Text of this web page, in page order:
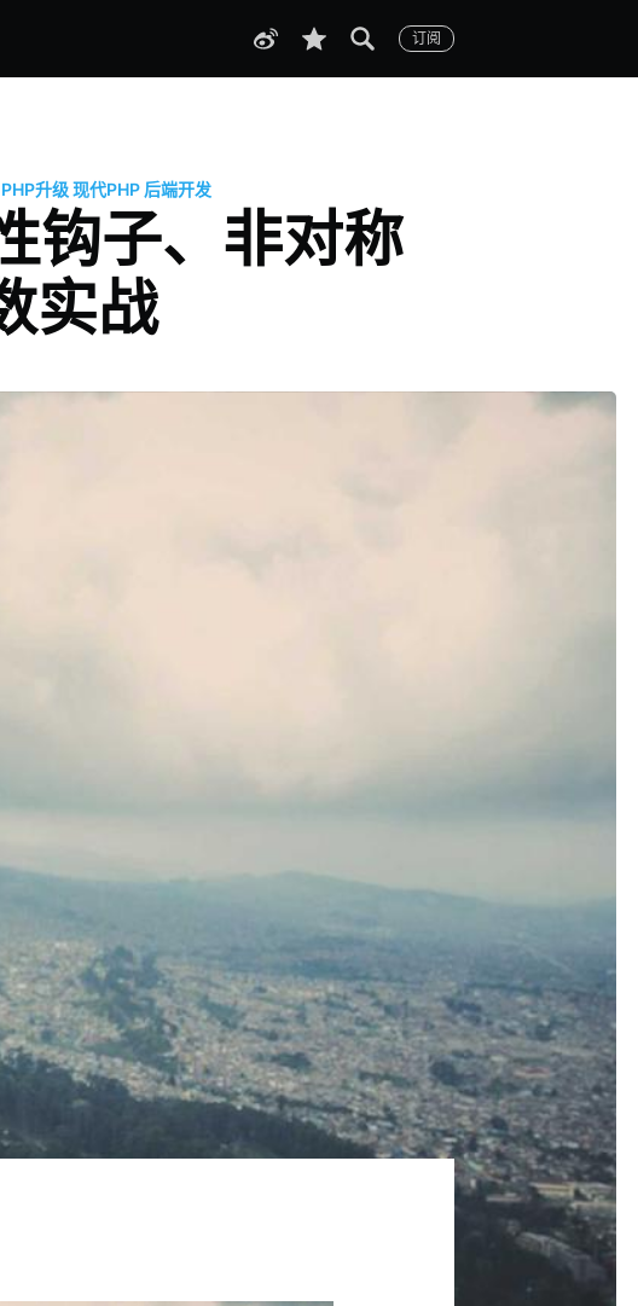
订阅
PHP升级现代PHP 后端开发
钩子、非对称
实战